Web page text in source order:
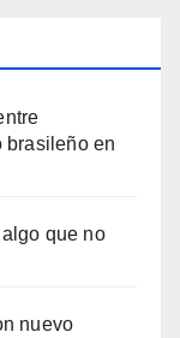
brasileño en
que no
nuevo